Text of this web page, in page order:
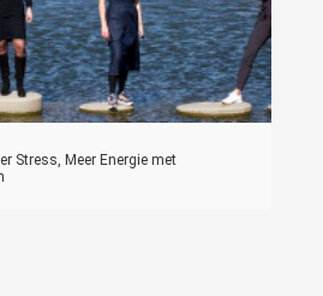
Stress, Meer Energie met